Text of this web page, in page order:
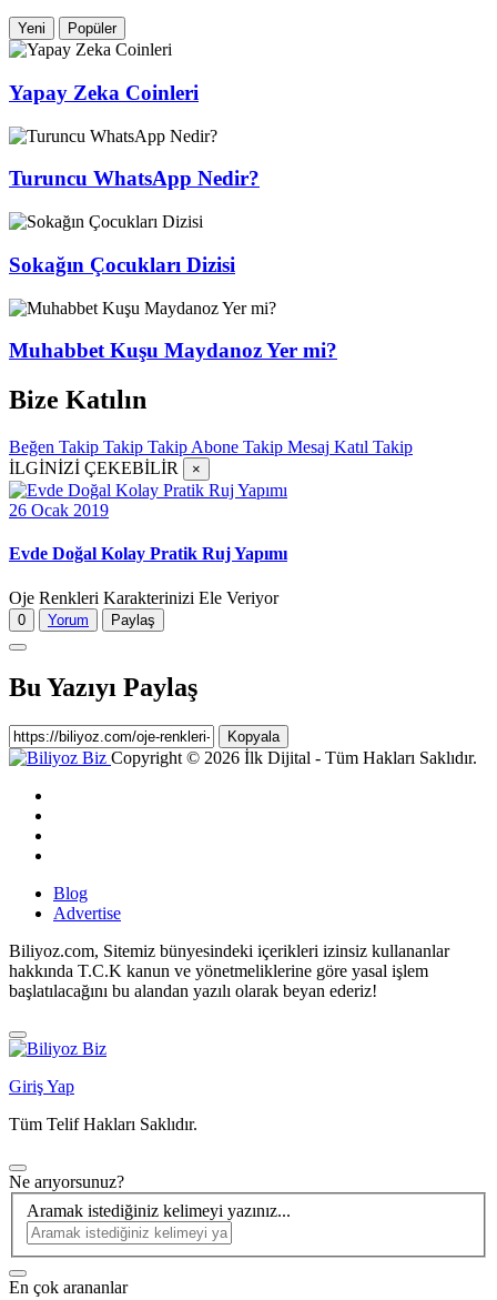
Yeni Popüler
Yapay Zeka Coinleri
Turuncu WhatsApp Nedir?
Sokağın Çocukları Dizisi
Muhabbet Kuşu Maydanoz Yer mi?
Bize Katılın
Beğen Takip Takip Takip Abone Takip Mesaj Katıl Takip
İLGİNİZİ ÇEKEBİLİR
×
26 Ocak 2019
Evde Doğal Kolay Pratik Ruj Yapımı
Oje Renkleri Karakterinizi Ele Veriyor
0 Yorum Paylaş
Bu Yazıyı Paylaş
Kopyala
Copyright © 2026 İlk Dijital - Tüm Hakları Saklıdır.
Blog
Advertise
Biliyoz.com, Sitemiz bünyesindeki içerikleri izinsiz kullananlar
hakkında T.C.K kanun ve yönetmeliklerine göre yasal işlem
başlatılacağını bu alandan yazılı olarak beyan ederiz!
Giriş Yap
Tüm Telif Hakları Saklıdır.
Ne arıyorsunuz?
Aramak istediğiniz kelimeyi yazınız...
En çok arananlar